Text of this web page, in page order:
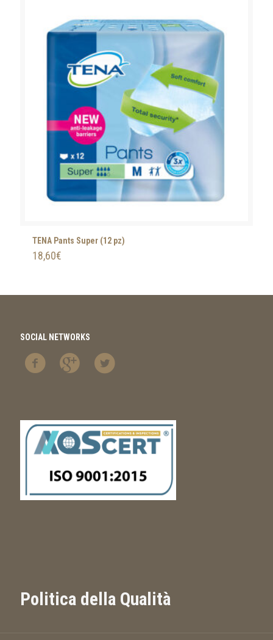
TENA Pants Super (12 pz)
18,60€
SOCIAL NETWORKS
Politica della Qualità